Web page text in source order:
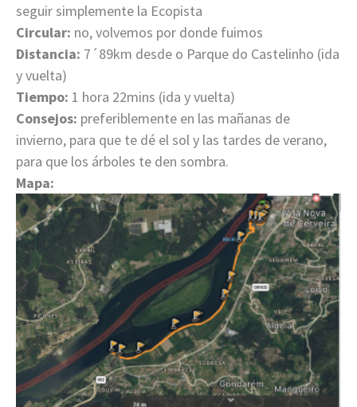
seguir simplemente la Ecopista
Circular: no, volvemos por donde fuimos
Distancia: 7´89km desde o Parque do Castelinho (ida
y vuelta)
Tiempo: 1 hora 22mins (ida y vuelta)
Consejos: preferiblemente en las mañanas de
invierno, para que te dé el sol y las tardes de verano,
para que los árboles te den sombra.
Mapa: